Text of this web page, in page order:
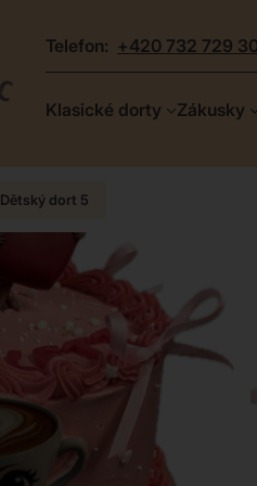
telefon: +420 732 729
Klasické dorty Zákusky
Dětský dort 5